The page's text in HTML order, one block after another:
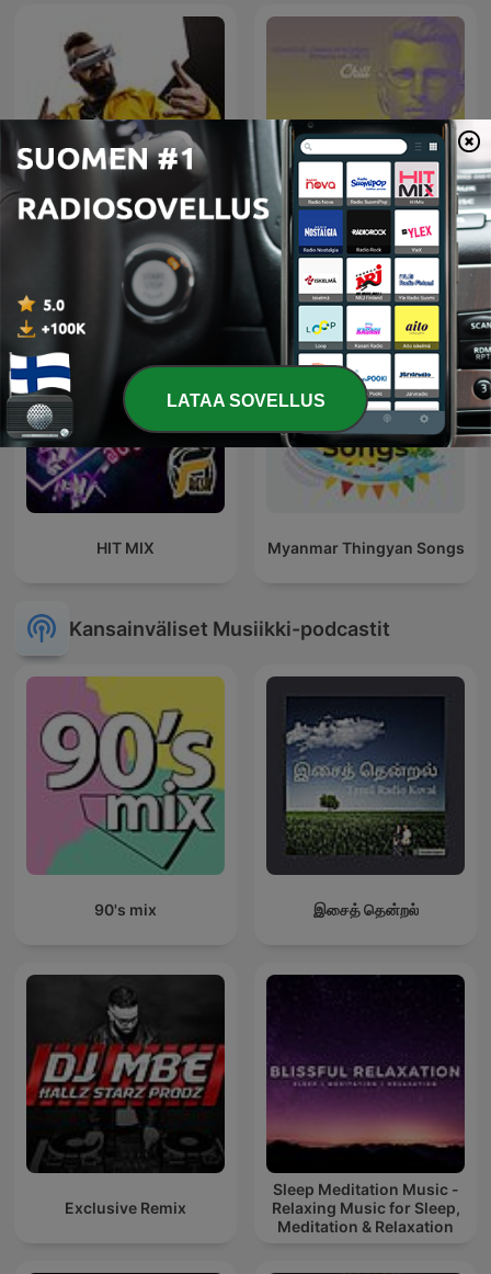
DJ SHNAPS C H I L L
HIT MIX Myanmar Thingyan Songs
Kansainväliset Musiikki-podcastit
90's mix இசைத் தென்றல்
Exclusive Remix
Sleep Meditation Music -
Relaxing Music for Sleep,
Meditation & Relaxation
LATAA SOVELLUS